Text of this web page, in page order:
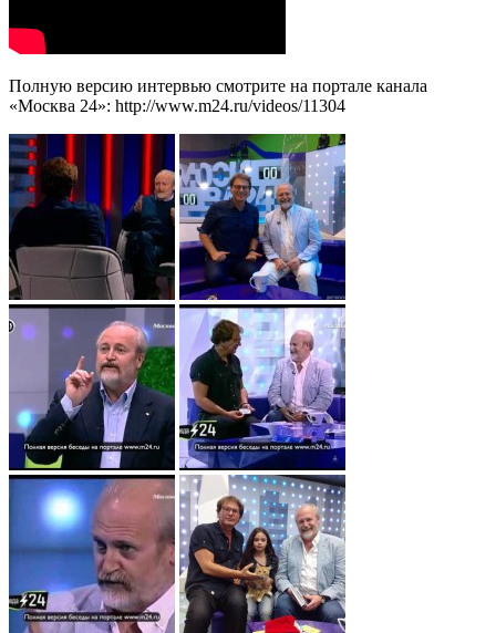
Полную версию интервью смотрите на портале канала
«Москва 24»: http://www.m24.ru/videos/11304